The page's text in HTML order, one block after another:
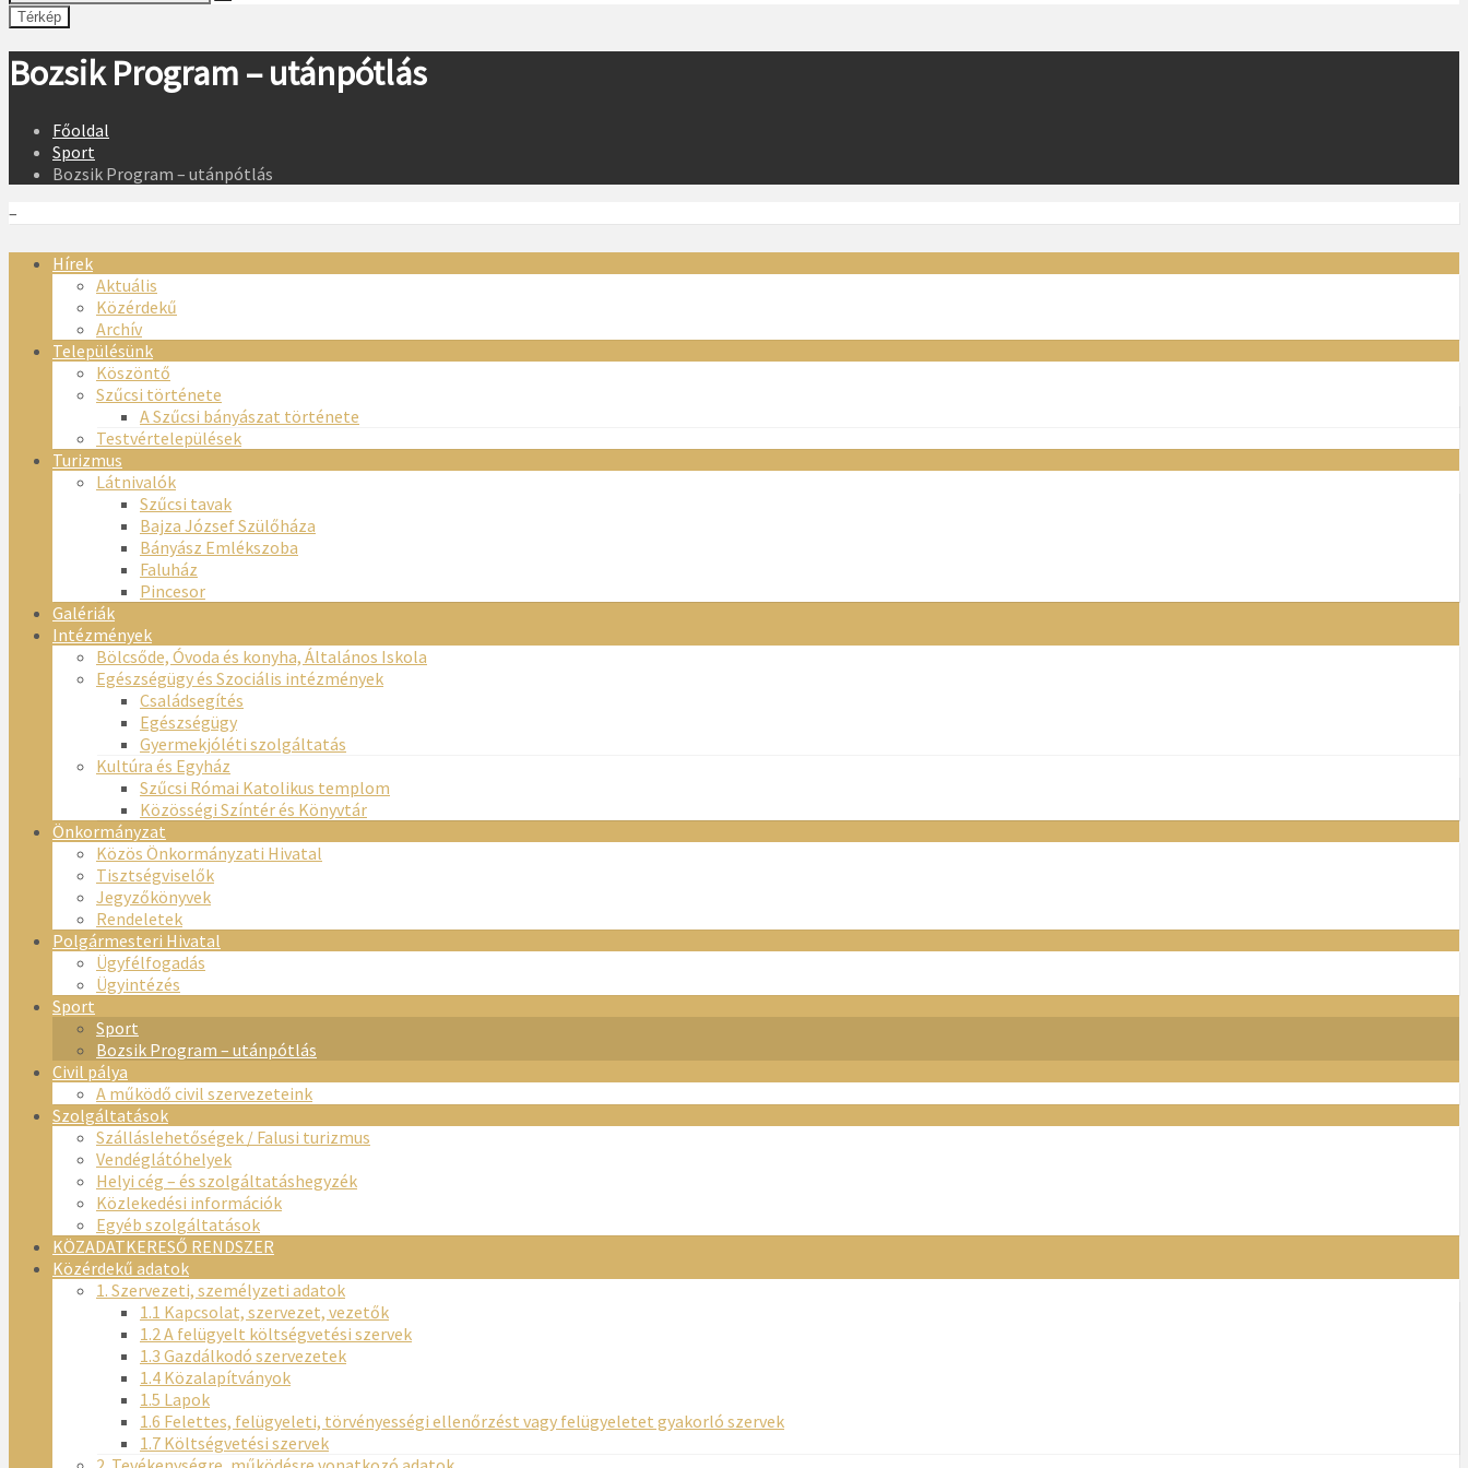
Térkép
Bozsik Program – utánpótlás
Főoldal
Sport
Bozsik Program – utánpótlás
–
Hírek
Aktuális
Közérdekű
Archív
Településünk
Köszöntő
Szűcsi története
A Szűcsi bányászat története
Testvértelepülések
Turizmus
Látnivalók
Szűcsi tavak
Bajza József Szülőháza
Bányász Emlékszoba
Faluház
Pincesor
Galériák
Intézmények
Bölcsőde, Óvoda és konyha, Általános Iskola
Egészségügy és Szociális intézmények
Családsegítés
Egészségügy
Gyermekjóléti szolgáltatás
Kultúra és Egyház
Szűcsi Római Katolikus templom
Közösségi Színtér és Könyvtár
Önkormányzat
Közös Önkormányzati Hivatal
Tisztségviselők
Jegyzőkönyvek
Rendeletek
Polgármesteri Hivatal
Ügyfélfogadás
Ügyintézés
Sport
Sport
Bozsik Program – utánpótlás
Civil pálya
A működő civil szervezeteink
Szolgáltatások
Szálláslehetőségek / Falusi turizmus
Vendéglátóhelyek
Helyi cég – és szolgáltatáshegyzék
Közlekedési információk
Egyéb szolgáltatások
KÖZADATKERESŐ RENDSZER
Közérdekű adatok
1. Szervezeti, személyzeti adatok
1.1 Kapcsolat, szervezet, vezetők
1.2 A felügyelt költségvetési szervek
1.3 Gazdálkodó szervezetek
1.4 Közalapítványok
1.5 Lapok
1.6 Felettes, felügyeleti, törvényességi ellenőrzést vagy felügyeletet gyakorló szervek
1.7 Költségvetési szervek